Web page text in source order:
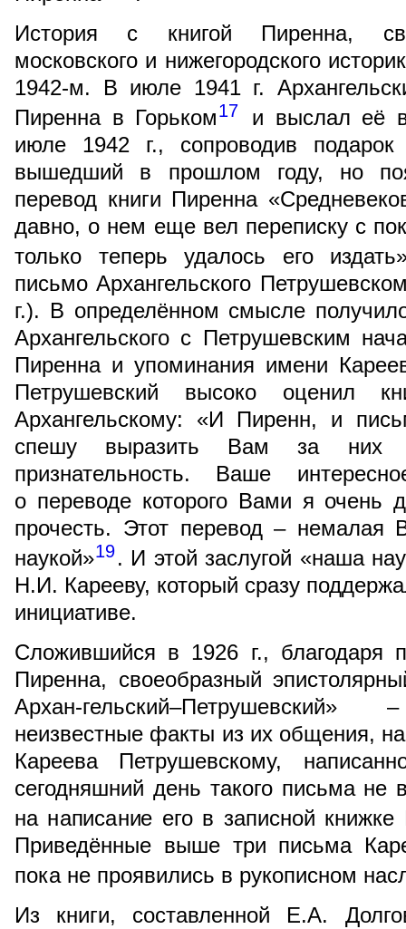
История с книгой Пиренна,
московского и нижегородского
1942-м. В июле 1941 г.
Пиренна в Горьком17
и выслал её
июле 1942 г., сопроводив
вышедший в прошлом году, но
перевод книги Пиренна
давно, о нем еще вел переписку с
только теперь удалось его
письмо Архангельского
г.). В определённом смысле
Архангельского с Петрушевским
Пиренна и упоминания имени
Петрушевский высоко оценил
Архангельскому: «И Пиренн, и
спешу выразить Вам за них
признательность. Ваше
о переводе которого Вами я очень
прочесть. Этот перевод – немалая
наукой»19. И этой заслугой «наша
Н.И. Карееву, который сразу
инициативе.
Сложившийся в 1926 г., благодаря
Пиренна, своеобразный
Архан-
неизвестные факты из их общения,
Кареева Петрушевскому,
сегодняшний день такого письма не
на написание его в записной
Приведённые выше три письма
пока не проявились в рукописном
Из книги, составленной Е.А.